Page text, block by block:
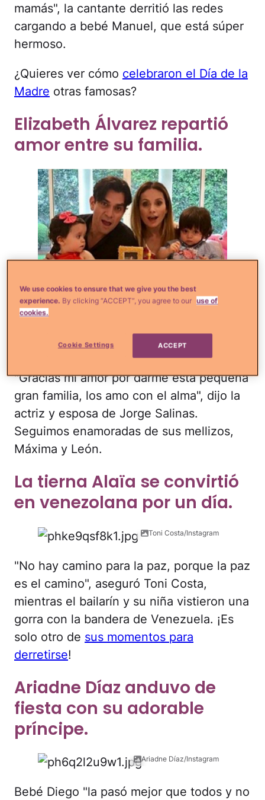
mamás", la cantante derritió las redes
cargando a bebé Manuel, que está súper
hermoso.
¿Quieres ver cómo celebraron el Día de la
Madre otras famosas?
Elizabeth Álvarez repartió
amor entre su familia.
Elizabeth Álvarez/Instagram
"Gracias mi amor por darme esta pequeña
gran familia, los amo con el alma", dijo la
actriz y esposa de Jorge Salinas.
Seguimos enamoradas de sus mellizos,
Máxima y León.
La tierna Alaïa se convirtió
en venezolana por un día.
Toni Costa/Instagram
"No hay camino para la paz, porque la paz
es el camino", aseguró Toni Costa,
mientras el bailarín y su niña vistieron una
gorra con la bandera de Venezuela. ¡Es
solo otro de sus momentos para
derretirse!
Ariadne Díaz anduvo de
fiesta con su adorable
príncipe.
Ariadne Díaz/Instagram
Bebé Diego "la pasó mejor que todos y no
We use cookies to ensure that we give you the best
experience. By clicking “ACCEPT”, you agree to our use of
cookies.
Cookie Settings ACCEPT